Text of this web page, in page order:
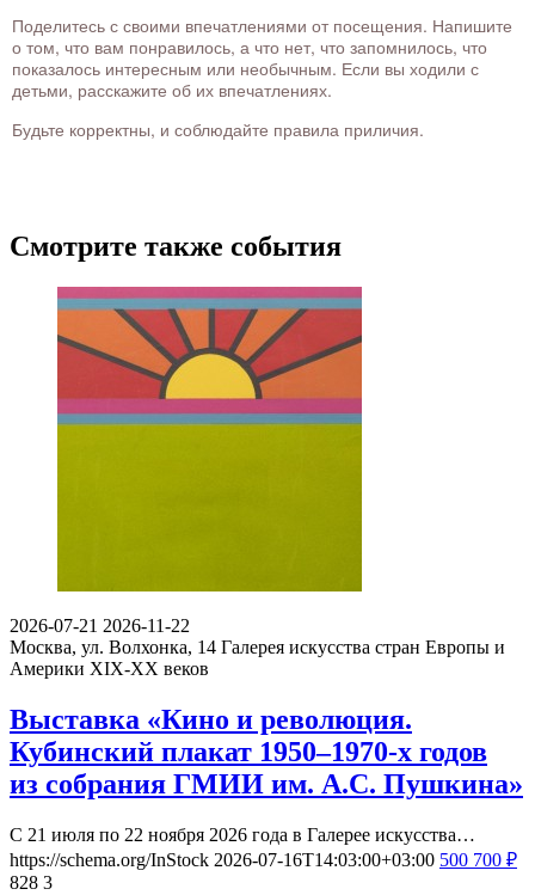
Поделитесь с своими впечатлениями от посещения. Напишите
о том, что вам понравилось, а что нет, что запомнилось, что
показалось интересным или необычным. Если вы ходили с
детьми, расскажите об их впечатлениях.
Будьте корректны, и соблюдайте правила приличия.
Смотрите также события
2026-07-21 2026-11-22
Москва, ул. Волхонка, 14 Галерея искусства стран Европы и
Америки XIX-ХХ веков
Выставка «Кино и революция.
Кубинский плакат 1950–1970-х годов
из собрания ГМИИ им. А.С. Пушкина»
С 21 июля по 22 ноября 2026 года в Галерее искусства…
https://schema.org/InStock 2026-07-16T14:03:00+03:00 500 700 ₽
828 3